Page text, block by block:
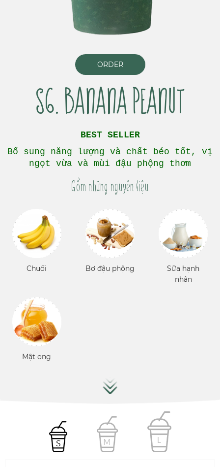
ORDER
S6. BANANA PEANUT
BEST SELLER
Bổ sung năng lượng và chất béo tốt, vị
ngọt vừa và mùi đậu phộng thơm
Gồm những nguyên liệu
Chuối Bơ đậu phộng
Sữa hạnh
nhân
Mật ong